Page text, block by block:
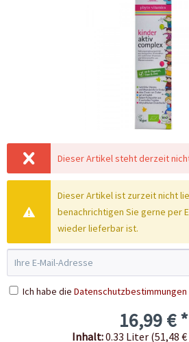
Dieser Artikel steht derzeit
Dieser Artikel ist zurzeit nicht
benachrichtigen Sie gerne per
wieder lieferbar ist.
Ich habe die Datenschutzbestimmungen
16,99 € *
Inhalt:0.33 Liter (51,48